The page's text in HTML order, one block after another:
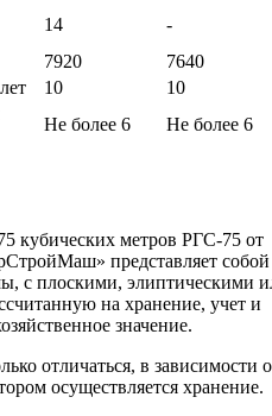
14
-
7920
7640
10
10
Не более 6 Не более 6
кубических метров РГС-75 от
представляет собой
с плоскими, элиптическими
на хранение, учет и
значение.
отличаться, в зависимости
осуществляется хранение.